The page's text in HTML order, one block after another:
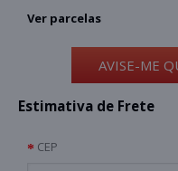
Ver parcelas
AVISE-ME
Estimativa de Frete
CEP